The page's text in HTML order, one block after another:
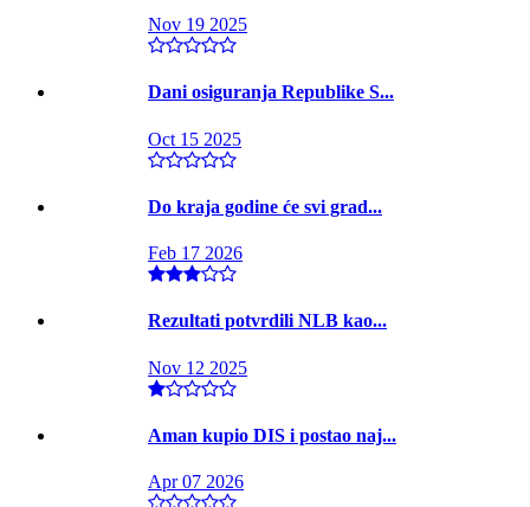
Nov 19 2025
Dani osiguranja Republike S...
Oct 15 2025
Do kraja godine će svi grad...
Feb 17 2026
Rezultati potvrdili NLB kao...
Nov 12 2025
Aman kupio DIS i postao naj...
Apr 07 2026